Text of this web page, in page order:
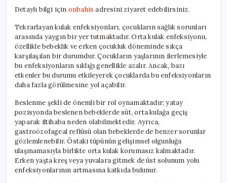
Yaklaşımlar
Detaylı bilgi için onbahis adresini ziyaret edebilirsiniz.
Tekrarlayan kulak enfeksiyonları, çocukların sağlık sorunları
arasında yaygın bir yer tutmaktadır. Orta kulak enfeksiyonu,
özellikle bebeklik ve erken çocukluk döneminde sıkça
karşılaşılan bir durumdur. Çocukların yaşlarının ilerlemesiyle
bu enfeksiyonların sıklığı genellikle azalır. Ancak, bazı
etkenler bu durumu etkileyerek çocuklarda bu enfeksiyonların
daha fazla görülmesine yol açabilir.
Beslenme şekli de önemli bir rol oynamaktadır; yatay
pozisyonda beslenen bebeklerde süt, orta kulağa geçiş
yaparak iltihaba neden olabilmektedir. Ayrıca,
gastroözofageal reflüsü olan bebeklerde de benzer sorunlar
gözlemlenebilir. Östaki tüpünün gelişimsel olgunluğa
ulaşmamasıyla birlikte orta kulak korumasız kalmaktadır.
Erken yaşta kreş veya yuvalara gitmek de üst solunum yolu
enfeksiyonlarının artmasına katkıda bulunur.